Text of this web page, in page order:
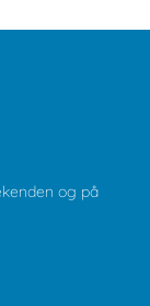
og på